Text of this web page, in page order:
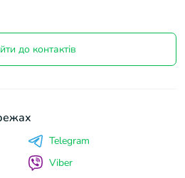
до контактів
Telegram
Viber